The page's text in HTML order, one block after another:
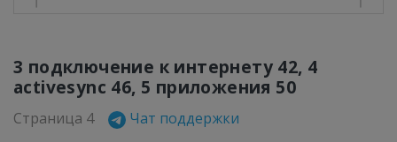
3 подключение к интернету 42, 4
activesync 46, 5 приложения 50
Страница 4 Чат поддержки